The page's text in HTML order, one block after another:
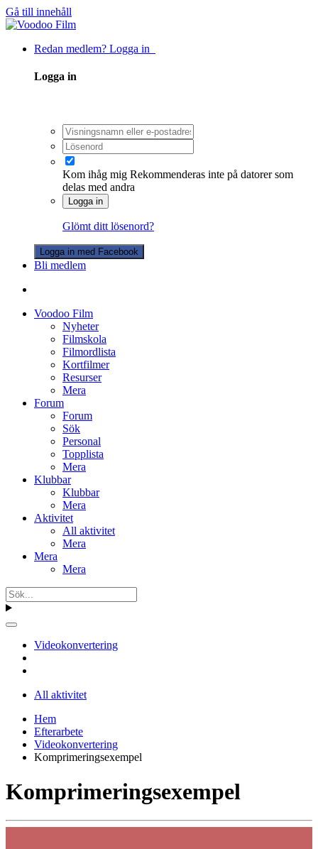
Gå till innehåll
Redan medlem? Logga in
Logga in
Kom ihåg mig Rekommenderas inte på datorer som
delas med andra
Logga in
Glömt ditt lösenord?
Logga in med Facebook
Bli medlem
Voodoo Film
Nyheter
Filmskola
Filmordlista
Kortfilmer
Resurser
Mera
Forum
Forum
Sök
Personal
Topplista
Mera
Klubbar
Klubbar
Mera
Aktivitet
All aktivitet
Mera
Mera
Mera
Videokonvertering
All aktivitet
Hem
Efterarbete
Videokonvertering
Komprimeringsexempel
Komprimeringsexempel